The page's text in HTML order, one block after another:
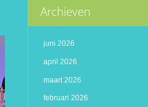
Archieven
juni 2026
april 2026
maart 2026
februari 2026